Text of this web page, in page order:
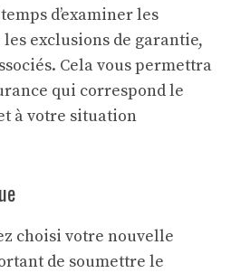
d’examiner les
exclusions de garantie,
Cela vous permettra
qui correspond le
à votre situation
choisi votre nouvelle
de soumettre le